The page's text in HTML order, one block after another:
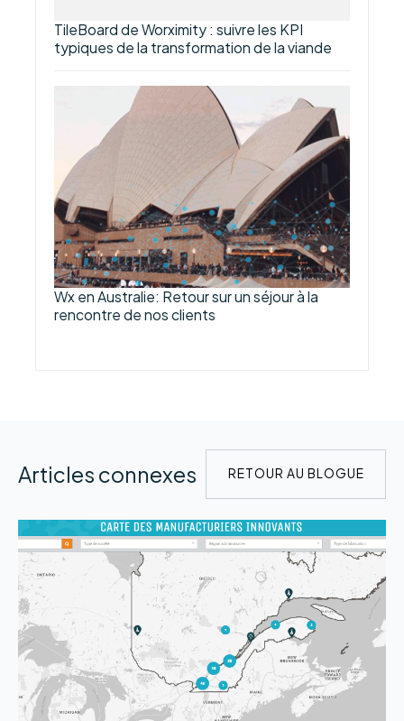
TileBoard de Worximity : suivre les KPI
typiques de la transformation de la viande
Wx en Australie: Retour sur un séjour à la
rencontre de nos clients
Articles connexes RETOUR AU BLOGUE